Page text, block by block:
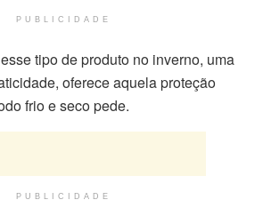
PUBLICIDADE
tipo de produto no inverno, uma
oferece aquela proteção
frio e seco pede.
PUBLICIDADE